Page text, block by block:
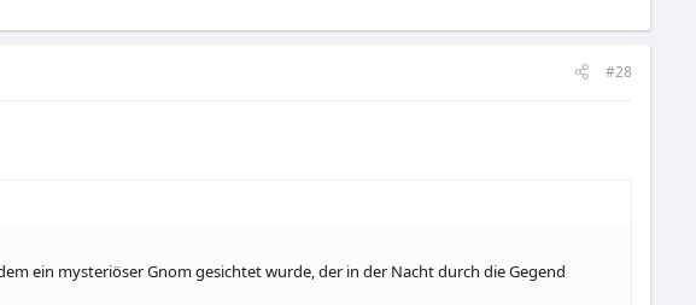
#28
ein mysteriöser Gnom gesichtet wurde, der in der Nacht durch die Gegend